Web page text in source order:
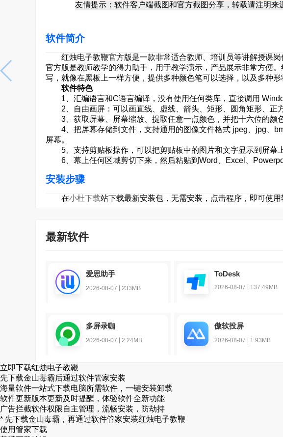
友情提示：软件客户端截图和官方截图分享，转载请注明来
软件简介
红烛电子教鞭官方版是一款非常适合教师、培训员等讲解授课岗
官方版是教师教学的得力助手，用于教学演示，产品展示非常方便
写，就像在黑板上一样方便，提供多种颜色笔可以选择，以及多种形
软件特色
1、汇编语言和C语言编译，没有使用任何类库，直接调用
2、自由画屏：可以画直线、虚线、箭头、矩形、圆角矩形、正
3、获取屏幕、屏幕缩放、提取任意一点颜色，并把十六位的颜
4、把屏幕存储到文件，支持通用的图像文件格式 jpeg、jpg、
屏幕。
5、支持剪贴板操作，可以把剪贴板中的图片和文字显示到屏幕
6、幕上任何区域剪切下来，然后粘贴到Word、Excel、
安装步骤
在小杜下载站下载最新安装包，无需安装，点击程序，即可使用
最新软件
爱思助手
2026-08-07 233MB
ToDesk
2026-08-07 137.49MB
多屏录咖
2026-08-07 2.24MB
傲软投屏
2026-08-07 1.93MB
立即下载红烛电子教鞭
先下载金山毒霸后通过软件管家安装
海量软件一站式下载电脑所需软件，一键安装卸载
软件更新版本更新及时提醒，体验软件全新功能
广告拦截软件权限自主管理，流畅安装，防劫持
* 先下载金山毒霸，再通过软件管家安装红烛电子教鞭
使用管家下载